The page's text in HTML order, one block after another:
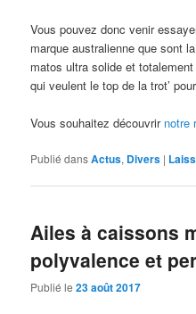
Vous pouvez donc venir
marque australienne que sont
matos ultra solide et
qui veulent le top de la trot’
Vous souhaitez découvrir notre
Publié dansActus, Divers |
Ailes à caissons
polyvalence et
Publié le23 août 2017